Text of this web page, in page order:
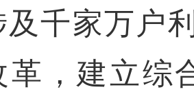
及千家万户
革，建立综